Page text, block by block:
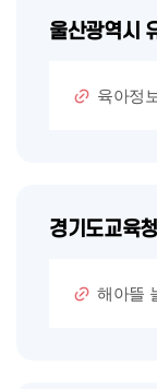
울산광역시
육아정
경기도교육
해아뜰